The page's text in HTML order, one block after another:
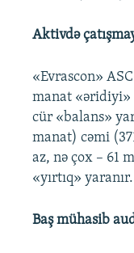
Aktivdə
«Evrascon»
manat «əridiyi»
cür «balans»
manat) cəmi
az, nə çox – 61
«yırtıq» yaranır.
Baş mühasib